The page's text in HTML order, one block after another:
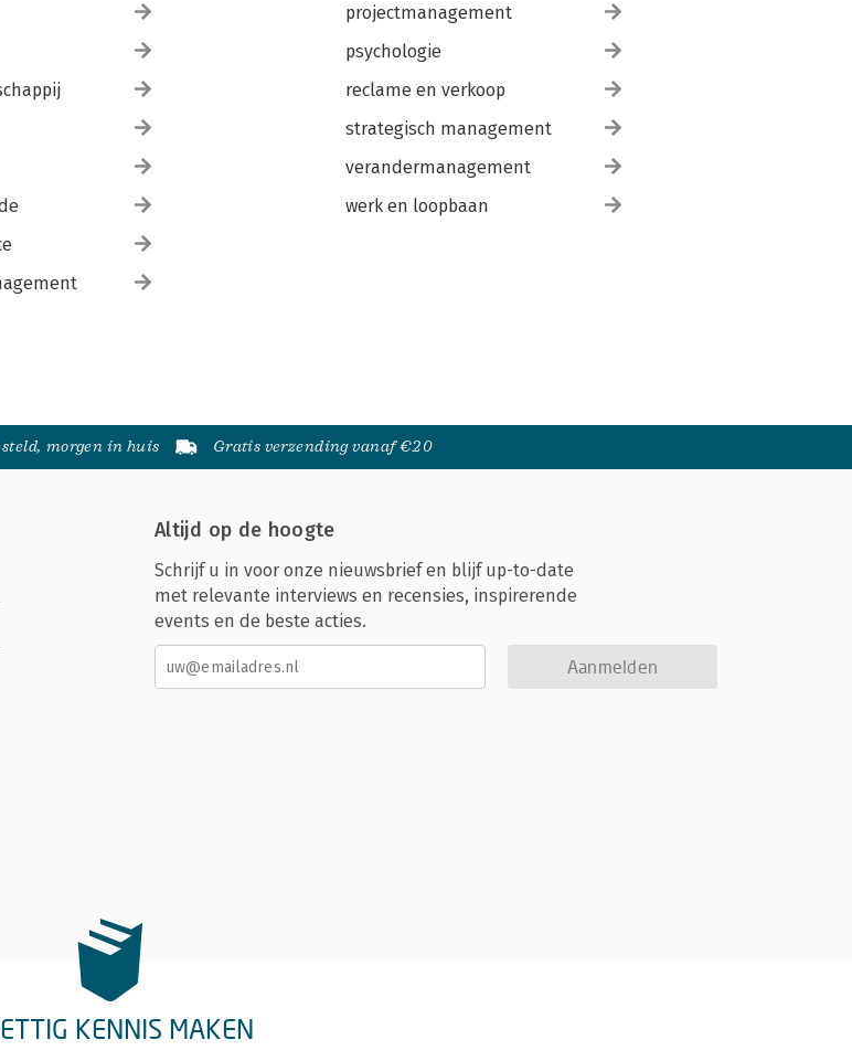
projectmanagement
psychologie
reclame en verkoop
strategisch management
verandermanagement
werk en loopbaan
morgen in huis Gratis verzending vanaf €20
Altijd op de hoogte
Schrijf u in voor onze nieuwsbrief en blijf up-to-date
met relevante interviews en recensies, inspirerende
events en de beste acties.
Aanmelden
KENNIS MAKEN